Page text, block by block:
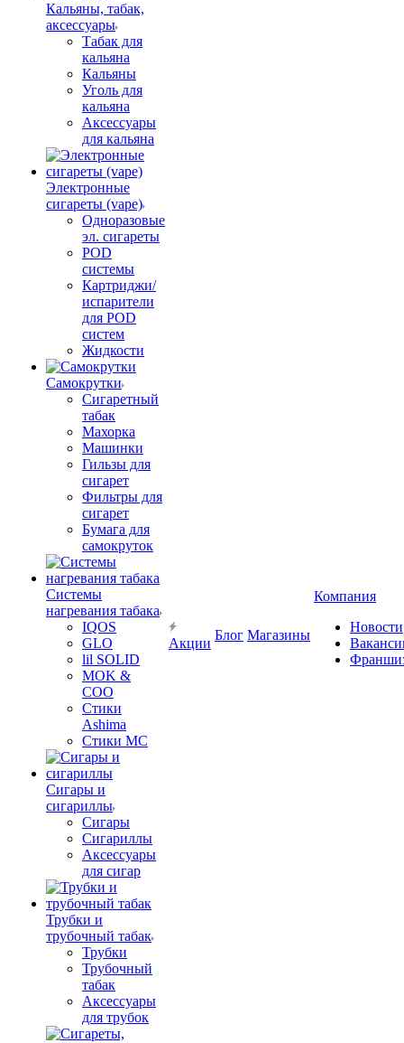
Кальяны, табак,
аксессуары
Табак для
кальяна
Кальяны
Уголь для
кальяна
Аксессуары
для кальяна
Электронные
сигареты (vape)
Одноразовые
эл. сигареты
POD
системы
Картриджи/
испарители
для POD
систем
Жидкости
Самокрутки
Сигаретный
табак
Махорка
Машинки
Гильзы для
сигарет
Фильтры для
сигарет
Бумага для
самокруток
Системы
нагревания табака
IQOS
GLO
lil SOLID
MOK &
COO
Стики
Ashima
Стики MC
Сигары и
сигариллы
Сигары
Сигариллы
Аксессуары
для сигар
Трубки и
трубочный табак
Трубки
Трубочный
табак
Аксессуары
для трубок
Акции
Блог Магазины
Компания
Новости